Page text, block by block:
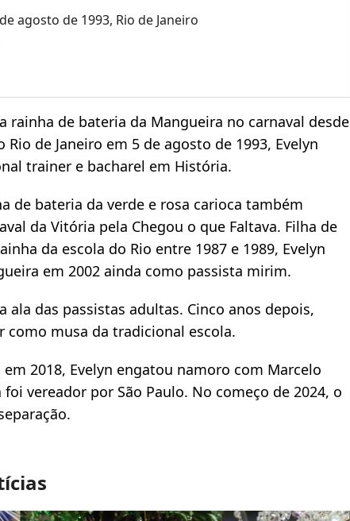
agosto de 1993, Rio de Janeiro
rainha de bateria da Mangueira no carnaval desde
Rio de Janeiro em 5 de agosto de 1993, Evelyn
trainer e bacharel em História.
de bateria da verde e rosa carioca também
da Vitória pela Chegou o que Faltava. Filha de
da escola do Rio entre 1987 e 1989, Evelyn
em 2002 ainda como passista mirim.
ala das passistas adultas. Cinco anos depois,
como musa da tradicional escola.
em 2018, Evelyn engatou namoro com Marcelo
vereador por São Paulo. No começo de 2024, o